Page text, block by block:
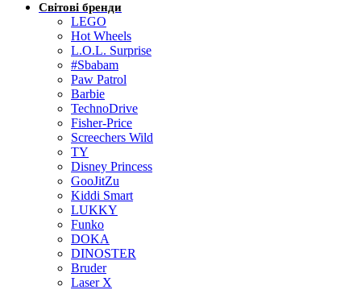
Світові бренди
LEGO
Hot Wheels
L.O.L. Surprise
#Sbabam
Paw Patrol
Barbie
TechnoDrive
Fisher-Price
Screechers Wild
TY
Disney Princess
GooJitZu
Kiddi Smart
LUKKY
Funko
DOKA
DINOSTER
Bruder
Laser X